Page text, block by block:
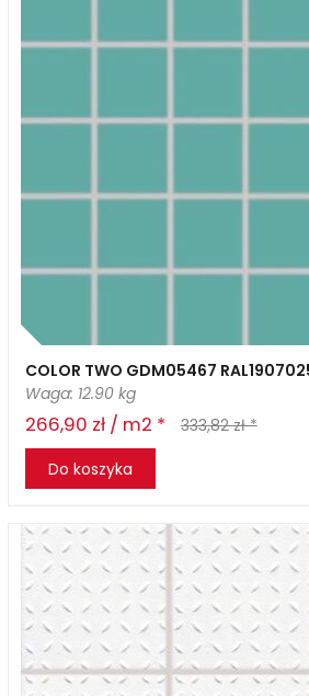
COLOR TWO GDM05467
Waga: 12.90 kg
266,90 zł / m2 *
333,82 zł *
Do koszyka